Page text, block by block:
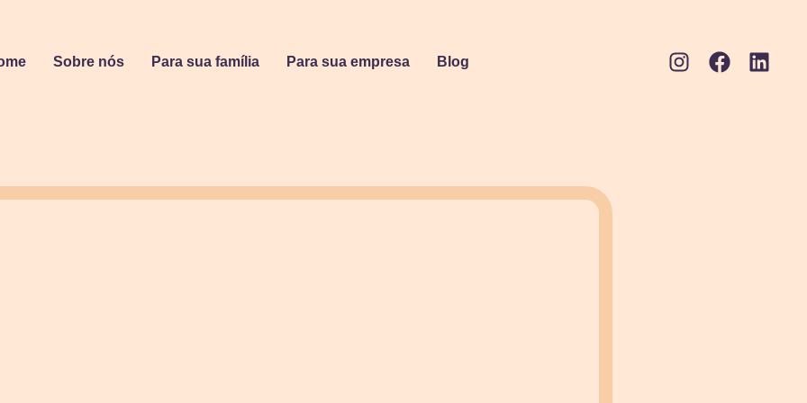
Sobre nós Para sua família Para sua empresa Blog